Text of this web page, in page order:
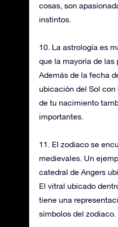
cosas, son
instintos.
10. La astrología es
que la mayoría de las
Además de la fecha
ubicación del Sol con
de tu nacimiento
importantes.
11. El zodiaco se
medievales. Un
catedral de Angers
El vitral ubicado
tiene una
símbolos del zodiaco.